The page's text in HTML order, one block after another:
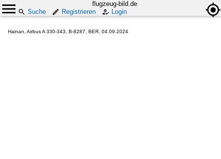
flugzeug-bild.de
Suche
Registrieren Login
Hainan, Airbus A 330-343, B-8287, BER, 04.09.2024